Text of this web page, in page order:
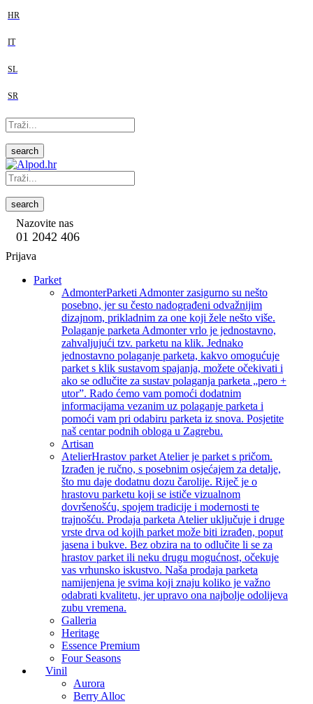
HR
IT
SL
SR
search
search
Nazovite nas
01 2042 406
Prijava
Parket
AdmonterParketi Admonter zasigurno su nešto
posebno, jer su često nadograđeni odvažnijim
dizajnom, prikladnim za one koji žele nešto više.
Polaganje parketa Admonter vrlo je jednostavno,
zahvaljujući tzv. parketu na klik. Jednako
jednostavno polaganje parketa, kakvo omogućuje
parket s klik sustavom spajanja, možete očekivati i
ako se odlučite za sustav polaganja parketa „pero +
utor”. Rado ćemo vam pomoći dodatnim
informacijama vezanim uz polaganje parketa i
pomoći vam pri odabiru parketa iz snova. Posjetite
naš centar podnih obloga u Zagrebu.
Artisan
AtelierHrastov parket Atelier je parket s pričom.
Izrađen je ručno, s posebnim osjećajem za detalje,
što mu daje dodatnu dozu čarolije. Riječ je o
hrastovu parketu koji se ističe vizualnom
dovršenošću, spojem tradicije i modernosti te
trajnošću. Prodaja parketa Atelier uključuje i druge
vrste drva od kojih parket može biti izrađen, poput
jasena i bukve. Bez obzira na to odlučite li se za
hrastov parket ili neku drugu mogućnost, očekuje
vas vrhunsko iskustvo. Naša prodaja parketa
namijenjena je svima koji znaju koliko je važno
odabrati kvalitetu, jer upravo ona najbolje odolijeva
zubu vremena.
Galleria
Heritage
Essence Premium
Four Seasons
Vinil
Aurora
Berry Alloc